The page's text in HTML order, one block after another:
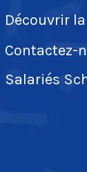
Découvrir la
Contactez-
Salariés